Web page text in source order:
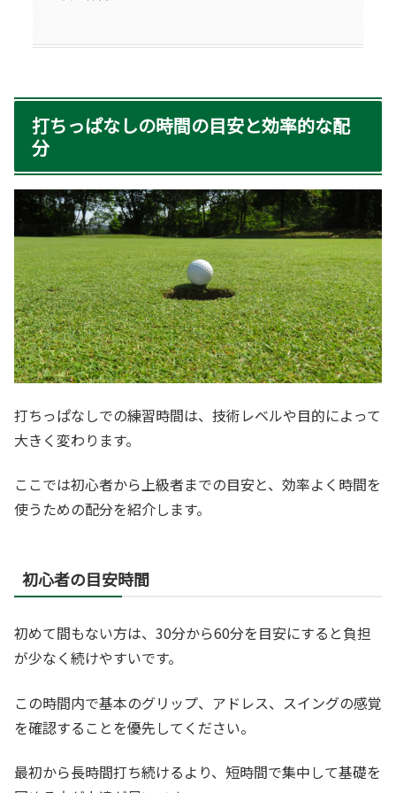
打ちっぱなしの時間の目安と効率的な配
分
打ちっぱなしでの練習時間は、技術レベルや目的によって
大きく変わります。
ここでは初心者から上級者までの目安と、効率よく時間を
使うための配分を紹介します。
初心者の目安時間
初めて間もない方は、30分から60分を目安にすると負担
が少なく続けやすいです。
この時間内で基本のグリップ、アドレス、スイングの感覚
を確認することを優先してください。
最初から長時間打ち続けるより、短時間で集中して基礎を